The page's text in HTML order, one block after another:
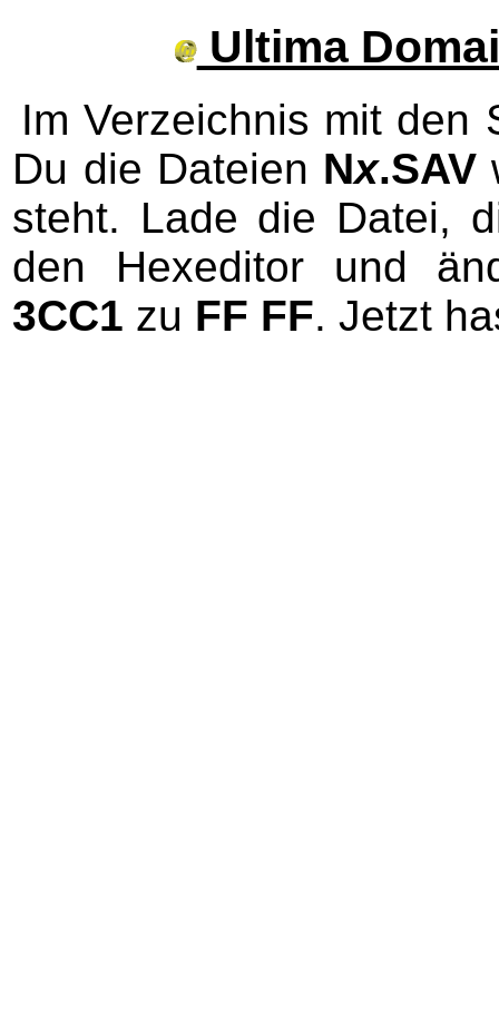
Ultima
Im Verzeichnis mit den
Du die Dateien Nx.SAV
steht. Lade die Datei,
den Hexeditor und
3CC1 zu FF FF. Jetzt